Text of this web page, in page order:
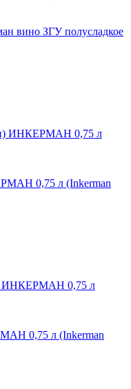
вино ЗГУ полусладкое
0,75 л (Inkerman
0,75 л (Inkerman